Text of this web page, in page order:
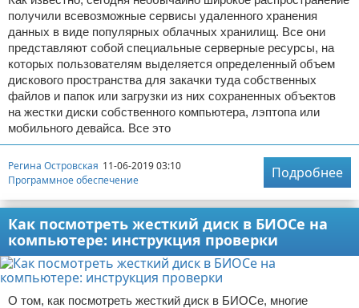
получили всевозможные сервисы удаленного хранения
данных в виде популярных облачных хранилищ. Все они
представляют собой специальные серверные ресурсы, на
которых пользователям выделяется определенный объем
дискового пространства для закачки туда собственных
файлов и папок или загрузки из них сохраненных объектов
на жестки диски собственного компьютера, лэптопа или
мобильного девайса. Все это
Регина Островская 11-06-2019 03:10
Программное обеспечение
Подробнее
Как посмотреть жесткий диск в БИОСе на
компьютере: инструкция проверки
О том, как посмотреть жесткий диск в БИОСе, многие